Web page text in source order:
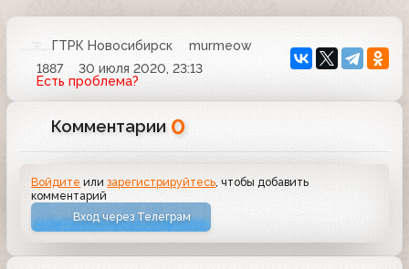
ГТРК Новосибирск
murmeow
1887
30 июля 2020, 23:13
Есть проблема?
Комментарии 0
Войдите илизарегистрируйтесь , чтобы добавить
комментарий
Вход через Телеграм